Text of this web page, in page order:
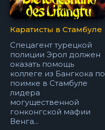
Каратисты в Стамбуле
Спецагент турецкой
полиции Эрол должен
оказать помощь
коллеге из Бангкока по
поимке в Стамбуле
лидера
могущественной
гонконгской мафии
Венга...